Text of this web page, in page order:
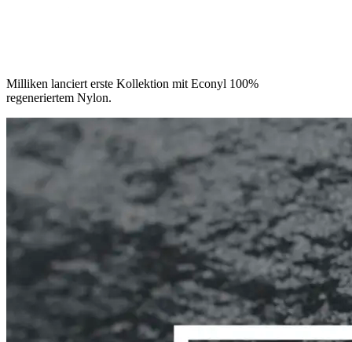
Milliken lanciert erste Kollektion mit Econyl 100%
regeneriertem Nylon.